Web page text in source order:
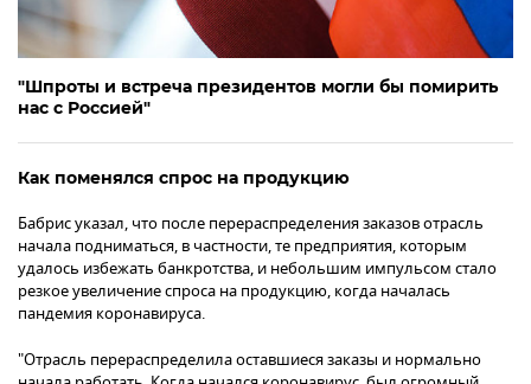
"Шпроты и встреча президентов могли бы помирить
нас с Россией"
Как поменялся спрос на продукцию
Бабрис указал, что после перераспределения заказов отрасль
начала подниматься, в частности, те предприятия, которым
удалось избежать банкротства, и небольшим импульсом стало
резкое увеличение спроса на продукцию, когда началась
пандемия коронавируса.
"Отрасль перераспределила оставшиеся заказы и нормально